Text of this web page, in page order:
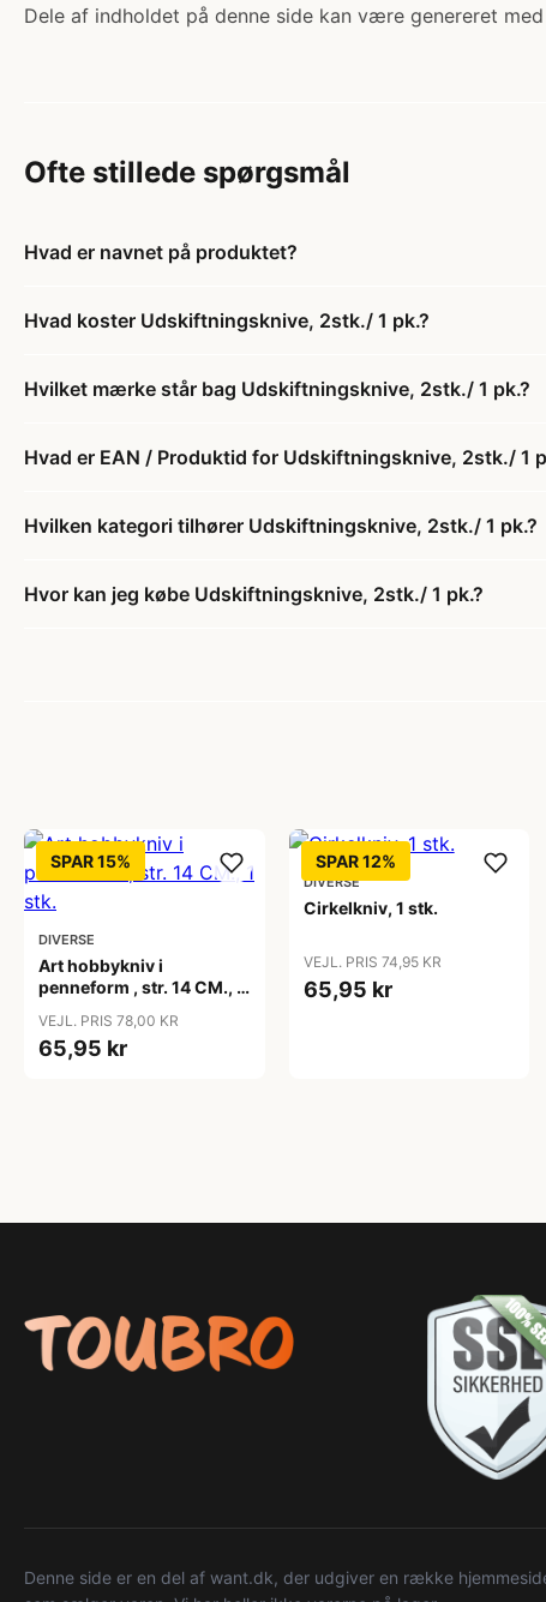
Dele af indholdet på denne side kan være genereret
Ofte stillede spørgsmål
Hvad er navnet på produktet?
Hvad koster Udskiftningsknive, 2stk./ 1 pk.?
Hvilket mærke står bag Udskiftningsknive, 2stk./ 1 pk.?
Hvad er EAN / Produktid for Udskiftningsknive, 2stk./ 1
Hvilken kategori tilhører Udskiftningsknive, 2stk./ 1 pk.?
Hvor kan jeg købe Udskiftningsknive, 2stk./ 1 pk.?
SPAR 15%
DIVERSE
Art hobbykniv i
penneform , str. 14 CM., 1
VEJL. PRIS 78,00 KR
65,95 kr
SPAR 12%
DIVERSE
Cirkelkniv, 1 stk.
VEJL. PRIS 74,95 KR
65,95 kr
Denne side er en del af want.dk, der udgiver en række